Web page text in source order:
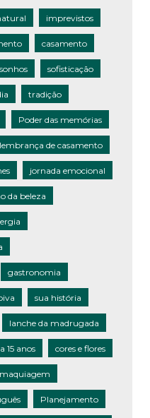
imprevistos
casamento
sofisticação
tradição
Poder das memórias
lembrança de casamento
jornada emocional
da beleza
gastronomia
sua história
lanche da madrugada
15 anos cores e flores
Planejamento